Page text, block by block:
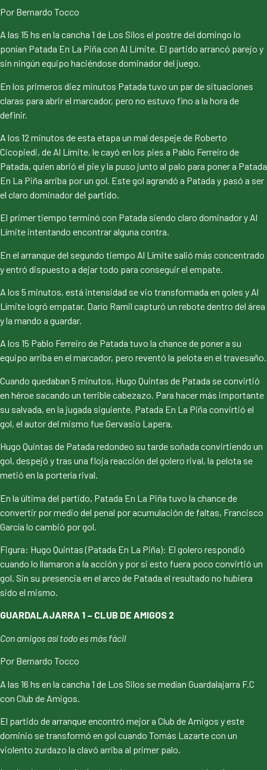
Por Bernardo Tocco
A las 15 hs en la cancha 1 de Los Silos el postre del domingo lo
ponían Patada En La Piña con Al Límite. El partido arrancó parejo y
sin ningún equipo haciéndose dominador del juego.
En los primeros diez minutos Patada tuvo un par de situaciones
claras para abrir el marcador, pero no estuvo fino a la hora de
definir.
A los 12 minutos de esta etapa un mal despeje de Roberto
Cicopiedi, de Al Límite, le cayó en los pies a Pablo Ferreiro de
Patada, quien abrió el pie y la puso junto al palo para poner a Patada
En La Piña arriba por un gol. Este gol agrandó a Patada y pasó a ser
el claro dominador del partido.
El primer tiempo terminó con Patada siendo claro dominador y Al
Límite intentando encontrar alguna contra.
En el arranque del segundo tiempo Al Límite salió más concentrado
y entró dispuesto a dejar todo para conseguir el empate.
A los 5 minutos, está intensidad se vio transformada en goles y Al
Límite logró empatar. Darío Ramil capturó un rebote dentro del área
y la mando a guardar.
A los 15 Pablo Ferreiro de Patada tuvo la chance de poner a su
equipo arriba en el marcador, pero reventó la pelota en el travesaño.
Cuando quedaban 5 minutos, Hugo Quintas de Patada se convirtió
en héroe sacando un terrible cabezazo. Para hacer más importante
su salvada, en la jugada siguiente, Patada En La Piña convirtió el
gol, el autor del mismo fue Gervasio Lapera.
Hugo Quintas de Patada redondeo su tarde soñada convirtiendo un
gol, despejó y tras una floja reacción del golero rival, la pelota se
metió en la portería rival.
En la última del partido, Patada En La Piña tuvo la chance de
convertir por medio del penal por acumulación de faltas, Francisco
García lo cambió por gol.
Figura: Hugo Quintas (Patada En La Piña): El golero respondió
cuando lo llamaron a la acción y por si esto fuera poco convirtió un
gol. Sin su presencia en el arco de Patada el resultado no hubiera
sido el mismo.
GUARDALAJARRA 1 – CLUB DE AMIGOS 2
Con amigos así todo es más fácil
Por Bernardo Tocco
A las 16 hs en la cancha 1 de Los Silos se medían Guardalajarra F.C
con Club de Amigos.
El partido de arranque encontró mejor a Club de Amigos y este
dominio se transformó en gol cuando Tomás Lazarte con un
violento zurdazo la clavó arriba al primer palo.